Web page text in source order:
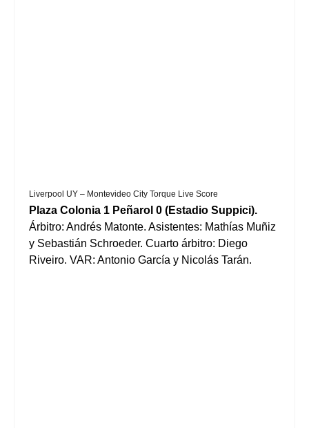
Liverpool UY – Montevideo City Torque Live Score
Plaza Colonia 1 Peñarol 0 (Estadio Suppici).
Árbitro: Andrés Matonte. Asistentes: Mathías Muñiz
y Sebastián Schroeder. Cuarto árbitro: Diego
Riveiro. VAR: Antonio García y Nicolás Tarán.